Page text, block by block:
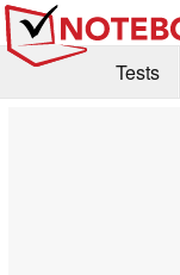
Tests